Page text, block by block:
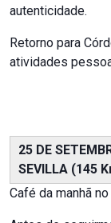
autenticidade.
Retorno para
atividades
25 DE
SEVILLA (145
Café da manhã